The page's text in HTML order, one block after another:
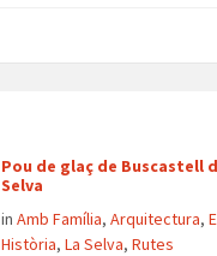
Pou de glaç de Buscastell
Selva
in Amb Família, Arquitectura,
Història, La Selva, Rutes